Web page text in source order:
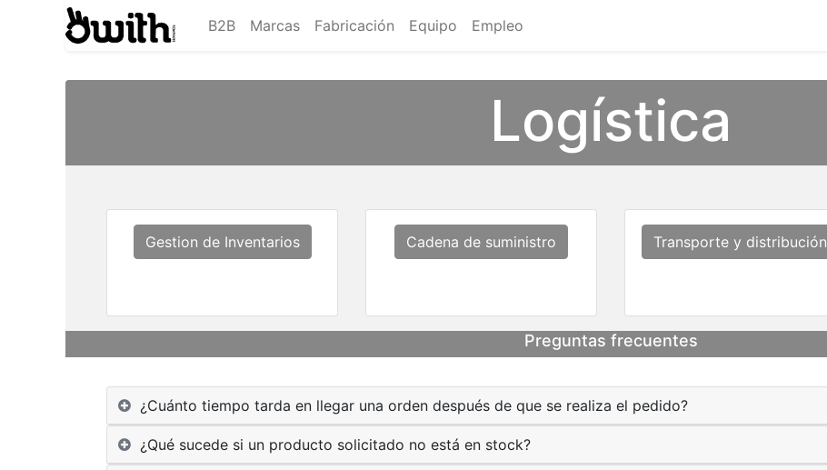
B2B Marcas Fabricación Equipo Empleo
Logística
Gestion de Inventarios Cadena de suministro Transporte y distribución
Preguntas frecuentes
¿Cuánto tiempo tarda en llegar una orden después de que se realiza el pedido?
¿Qué sucede si un producto solicitado no está en stock?